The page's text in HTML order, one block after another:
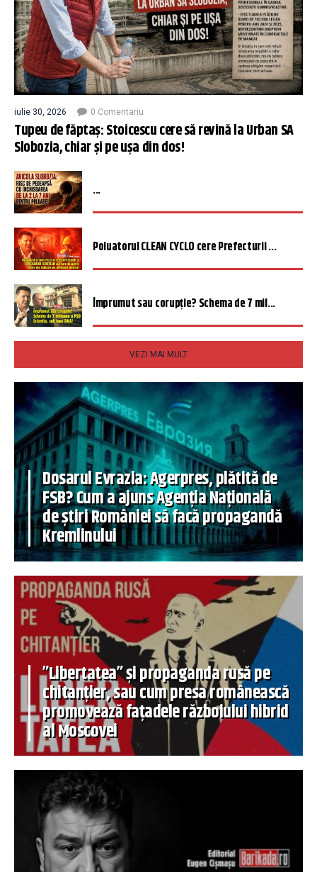
iulie 30, 2026 0 Comentariu
Tupeu de făptaș: Stoicescu cere să revină la Urban SA
Slobozia, chiar și pe ușa din dos!
...
Poluatorul CLEAN CYCLO cere Prefecturii ...
Împrumut sau corupție? Schema de 7 mil...
VEZI MAI MULT
Dosarul Evrazia: Agerpres, plătită de
FSB? Cum a ajuns Agenția Națională
de știri României să facă propagandă
Kremlinului
”Libertatea” și propaganda rusă pe
chitanțier, sau cum presa românească
promovează fațadele războiului hibrid
al Moscovei